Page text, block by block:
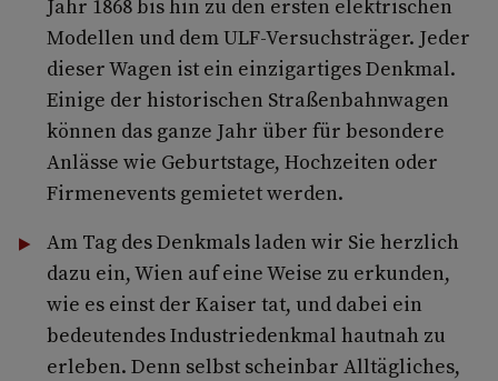
Jahr 1868 bis hin zu den ersten elektrischen
Modellen und dem ULF-Versuchsträger. Jeder
dieser Wagen ist ein einzigartiges Denkmal.
Einige der historischen Straßenbahnwagen
können das ganze Jahr über für besondere
Anlässe wie Geburtstage, Hochzeiten oder
Firmenevents gemietet werden.
Am Tag des Denkmals laden wir Sie herzlich
dazu ein, Wien auf eine Weise zu erkunden,
wie es einst der Kaiser tat, und dabei ein
bedeutendes Industriedenkmal hautnah zu
erleben. Denn selbst scheinbar Alltägliches,